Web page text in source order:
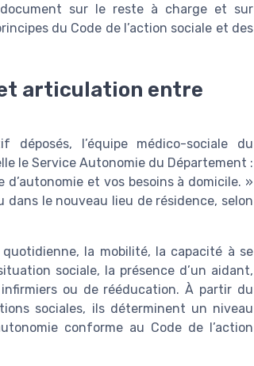
sur le reste à charge et sur
du Code de l’action sociale et des
et articulation entre
l’équipe médico-sociale du
le Service Autonomie du Département :
et vos besoins à domicile. »
le nouveau lieu de résidence, selon
la mobilité, la capacité à se
sociale, la présence d’un aidant,
ou de rééducation. À partir du
sociales, ils déterminent un niveau
conforme au Code de l’action